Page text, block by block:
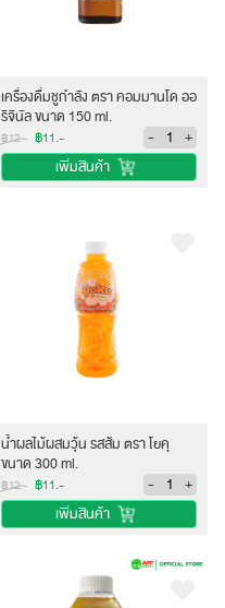
เครื่องดื่มชูกำลัง ตรา คอมมานโด ออ
ริจินัล ขนาด 150 ml.
฿12.- ฿11.- -
+
เพิ่มสินค้า
น้ำผลไม้ผสมวุ้น รสส้ม ตรา โยคุ
ขนาด 300 ml.
฿12.- ฿11.- -
+
เพิ่มสินค้า